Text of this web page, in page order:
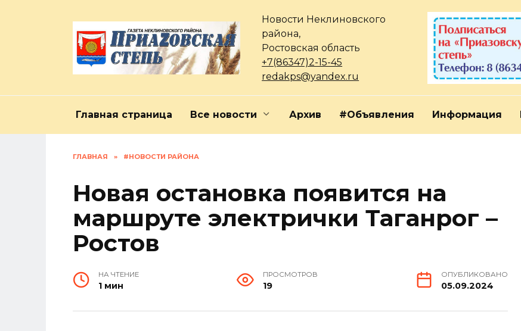
Новости Неклиновского
района,
Ростовская область
+7(86347)2-15-45
redakps@yandex.ru
Главная страница Все новости Архив #Объявления Информация
ГЛАВНАЯ » #НОВОСТИ РАЙОНА
Новая остановка появится на
маршруте электрички Таганрог –
Ростов
НА ЧТЕНИЕ
1 мин
ПРОСМОТРОВ
19
ОПУБЛИКОВАНО
05.09.2024